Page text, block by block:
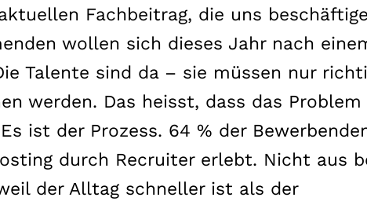
Fachbeitrag, die uns
wollen sich dieses Jahr nach
Talente sind da – sie müssen nur
werden. Das heisst, dass das
ist der Prozess. 64 % der
durch Recruiter erlebt. Nicht aus
der Alltag schneller ist als der